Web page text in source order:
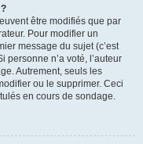
être modifiés que par
Pour modifier un
message du sujet (c’est
n’a voté, l’auteur
Autrement, seuls les
ou le supprimer. Ceci
en cours de sondage.